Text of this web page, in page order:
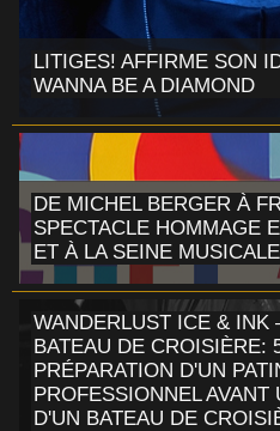
LITIGES! AFFIRME SON
WANNA BE A DIAMOND
DE MICHEL BERGER À
SPECTACLE HOMMAGE
ET À LA SEINE MUSICALE
WANDERLUST ICE &
BATEAU DE CROISIÈRE:
PRÉPARATION D'UN
PROFESSIONNEL
D'UN BATEAU DE